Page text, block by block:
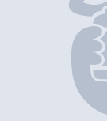
壹品鮮
香港筲箕灣